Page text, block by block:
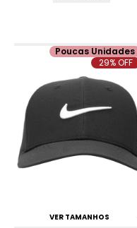
VER TAMANHOS
Poucas Unidades
29% OFF